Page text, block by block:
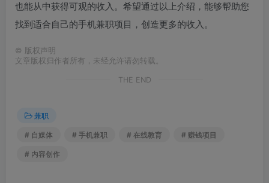
也能从中获得可观的收入。希望通过以上介绍，能够帮助您
找到适合自己的手机兼职项目，创造更多的收入。
© 版权声明
文章版权归作者所有，未经允许请勿转载。
THE END
兼职
# 自媒体 # 手机兼职 # 在线教育 # 赚钱项目
# 内容创作